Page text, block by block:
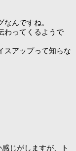
んですね。
わってくるようで
スアップって知らな
じがしますが、ト